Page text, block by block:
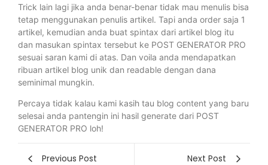
Trick lain lagi jika anda benar-benar tidak mau menulis bisa
tetap menggunakan penulis artikel. Tapi anda order saja 1
artikel, kemudian anda buat spintax dari artikel blog itu
dan masukan spintax tersebut ke POST GENERATOR PRO
sesuai saran kami di atas. Dan voila anda mendapatkan
ribuan artikel blog unik dan readable dengan dana
seminimal mungkin.
Percaya tidak kalau kami kasih tau blog content yang baru
selesai anda pantengin ini hasil generate dari POST
GENERATOR PRO loh!
Previous Post Next Post